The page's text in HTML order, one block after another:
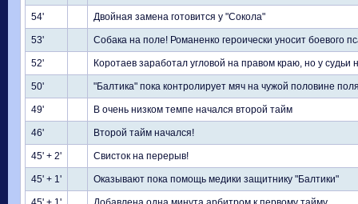
54' Двойная замена готовится у "Сокола"
53' Собака на поле! Романенко героически уносит боевого
52' Коротаев заработал угловой на правом краю, но у
50' "Балтика" пока контролирует мяч на чужой половине
49' В очень низком темпе начался второй тайм
46' Второй тайм начался!
45' + 2' Свисток на перерыв!
45' + 1' Оказывают пока помощь медики защитнику "Балтики"